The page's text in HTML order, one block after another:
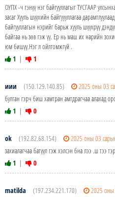
ОУПХ -ч гэнүү нэг байгууллагыг ТУСГААР
засаг Хууль шүүхийн байгуууллагаа
байгууллагын нэрийг барьж хууль шүүхрүү
байгаа нь зөв гэж үү. Ер нь маш их нарийн
юм бишүү.Нэг л ойлгомжгүй .
1 | 1
иии (150.129.140.85)
2025 оны 03
булган гэрч биш хамтран амтдрагчаа алахад
1 | 0
ok (192.82.68.154)
2025 оны 03
захиалагчаа батүүл гэж хэлсэн бна лээ .ш тээ
1 | 0
matilda (197.234.221.170)
2025 оны